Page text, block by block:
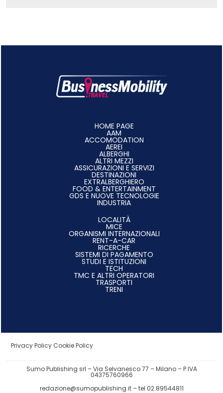
HOME PAGE
AAM
ACCOMODATION
AEREI
ALBERGHI
ALTRI MEZZI
ASSICURAZIONI E SERVIZI
DESTINAZIONI
EXTRALBERGHIERO
FOOD & ENTERTAINMENT
GDS E NUOVE TECNOLOGIE
INDUSTRIA
LOCALITÀ
MICE
ORGANISMI INTERNAZIONALI
RENT-A-CAR
RICERCHE
SISTEMI DI PAGAMENTO
STUDI E ISTITUZIONI
TECH
TMC E ALTRI OPERATORI
TRASPORTI
TRENI
Privacy Policy Cookie Policy
Sumo Publishing srl – Via Selvanesco 77 – Milano – P.IVA
04375760966
redazione@sumopublishing.it– tel 02.89544811